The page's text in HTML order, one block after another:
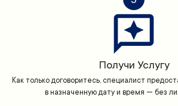
Получи Услугу
Как только договоритесь, специалист
в назначенную дату и время — без